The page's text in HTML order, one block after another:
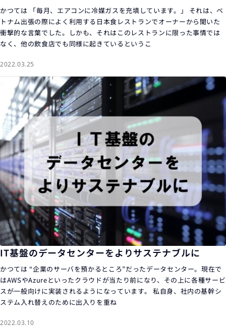
かつては 「毎月、エアコンに冷媒ガスを充填しています。」 それは、ベ
トナム出張の際によく利用する日本食レストランでオーナーから聞いた
衝撃的な言葉でした。しかも、それはこのレストランに限った事情では
なく、他の飲食店でも同様に起きているというこ
2022.03.25
IT基盤のデータセンターをよりサステナブルに
かつては “企業のサーバを預かるところ”だったデータセンター。現在で
はAWSやAzureといったクラウドが当たり前になり、その上に各種サービ
スが一般向けに実装されるようになっています。 私自身、社内の基幹シ
ステム入れ替えのために出入りを重ね
2022.03.10